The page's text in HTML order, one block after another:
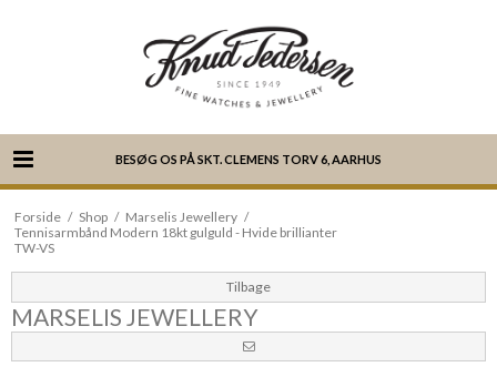
BESØG OS PÅ SKT. CLEMENS TORV 6, AARHUS
Forside / Shop / Marselis Jewellery /
Tennisarmbånd Modern 18kt gulguld - Hvide brillianter
TW-VS
Tilbage
MARSELIS JEWELLERY